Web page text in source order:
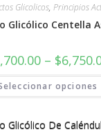
Glicolicos, Principios
Glicólico Centella
– $
opciones